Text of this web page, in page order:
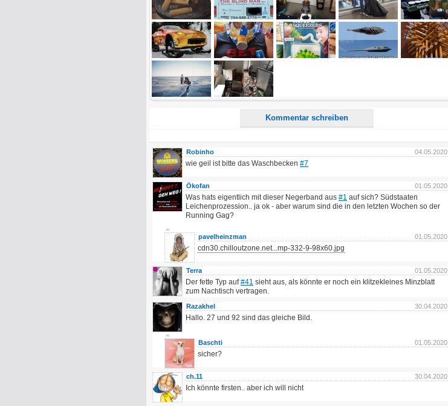
Kommentar schreiben
Alle HTML-Tags außer <br>, <strike> und <i> werden aus Deinem Kommentar entfernt.
URLs werden automatisch umgewandelt. Bitte verwende "www." oder "http://" in URLs
Ich möchte eine E-Mail, wenn zu meinem Kommentar Antworten erscheinen.
Ich möchte eine E-Mail, wenn auf dieser Seite weitere Kommentare erscheinen.
04.05.2020
Robinho
wie geil ist bitte das Waschbecken #7
01.05.2020
Ökofan
Was hats eigentlich mit dieser Negerband aus #1 auf sich? Südstaaten
Leichenprozession.. ja ok - aber warum sind die in den letzten Wochen so der
Running Gag?
01.05.2020
pavelheinzman
cdn30.chilloutzone.net...mp-332-9-98x60.jpg
01.05.2020
Terra
Der fette Typ auf#41 sieht aus, als könnte er noch ein klitzekleines Minzblatt
zum Nachtisch vertragen.
30.04.2020
Razakhel
Hallo. 27 und 92 sind das gleiche Bild.
01.05.2020
Baschti
sicher?
30.04.2020
ch.11
Ich könnte firsten.. aber ich will nicht